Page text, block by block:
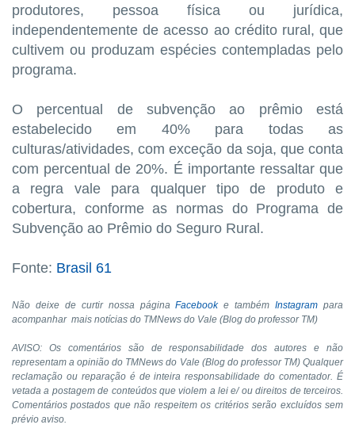
produtores, pessoa física ou jurídica,
independentemente de acesso ao crédito rural, que
cultivem ou produzam espécies contempladas pelo
programa.
O percentual de subvenção ao prêmio está
estabelecido em 40% para todas as
culturas/atividades, com exceção da soja, que conta
com percentual de 20%. É importante ressaltar que
a regra vale para qualquer tipo de produto e
cobertura, conforme as normas do Programa de
Subvenção ao Prêmio do Seguro Rural.
Fonte: Brasil 61
Não deixe de curtir nossa páginaFacebooke tambémInstagram para
acompanhar mais notícias do TMNews do Vale (Blog do professor TM)
AVISO: Os comentários são de responsabilidade dos autores e não
representam a opinião do TMNews do Vale (Blog do professor TM) Qualquer
reclamação ou reparação é de inteira responsabilidade do comentador. É
vetada a postagem de conteúdos que violem a lei e/ ou direitos de terceiros.
Comentários postados que não respeitem os critérios serão excluídos sem
prévio aviso.